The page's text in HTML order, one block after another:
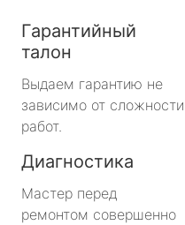
Гарантийный
талон
Выдаем гарантию не
зависимо от сложности
работ.
Диагностика
Мастер перед
ремонтом совершенно